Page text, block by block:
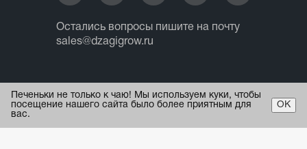
Остались вопросы пишите на почту
sales@dzagigrow.ru
© 2013 - 2026 ИП Ежов А.А.
Все права защищены.
Печеньки не только к чаю! Мы используем куки, чтобы
посещение нашего сайта было более приятным для
вас.
ОК